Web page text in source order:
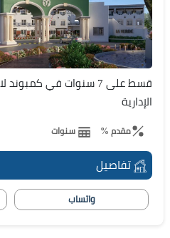
الإدارية
مقدم % سنوات
تفاصيل
واتساب